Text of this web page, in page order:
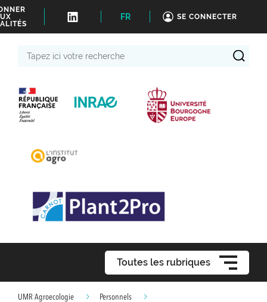
FR SE CONNECTER
Toutes les rubriques
UMR Agroecologie
Personnels